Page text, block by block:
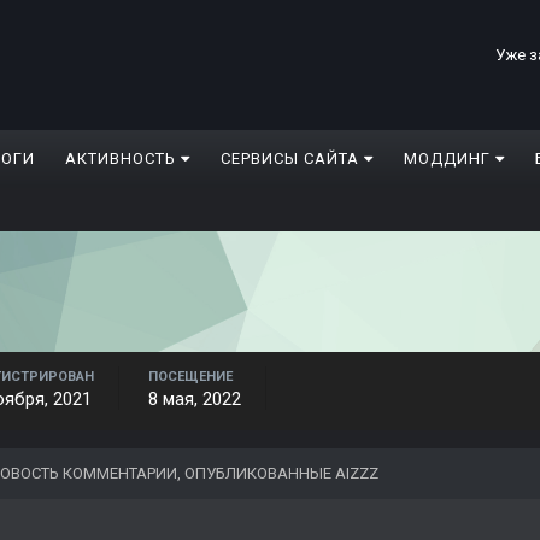
Уже
АКТИВНОСТЬ СЕРВИСЫ САЙТА МОДДИНГ
2021
ПОСЕЩЕНИЕ
8 мая, 2022
КОММЕНТАРИИ, ОПУБЛИКОВАННЫЕ AIZZZ